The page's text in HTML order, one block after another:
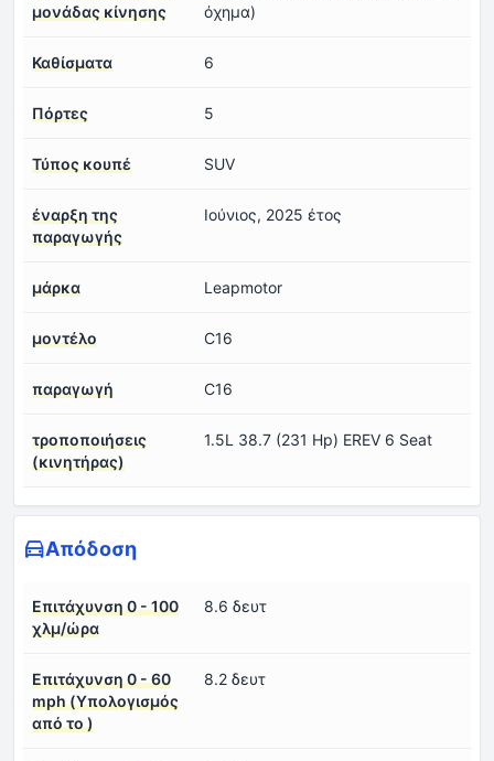
μονάδας κίνησης
όχημα)
Καθίσματα 6
Πόρτες 5
Τύπος κουπέ SUV
έναρξη της
παραγωγής
Ιούνιος, 2025 έτος
μάρκα Leapmotor
μοντέλο C16
παραγωγή C16
τροποποιήσεις
(κινητήρας)
1.5L 38.7 (231 Hp) EREV 6 Seat
Απόδοση
Επιτάχυνση 0 - 100
χλμ/ώρα
8.6 δευτ
Επιτάχυνση 0 - 60
mph (Υπολογισμός
από το )
8.2 δευτ